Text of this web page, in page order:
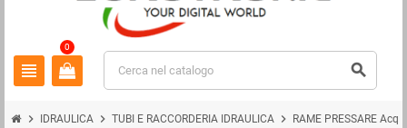
view_headline
0
search
chevron_right IDRAULICA chevron_right TUBI E RACCORDERIA IDRAULICA chevron_right RAME PRESSARE